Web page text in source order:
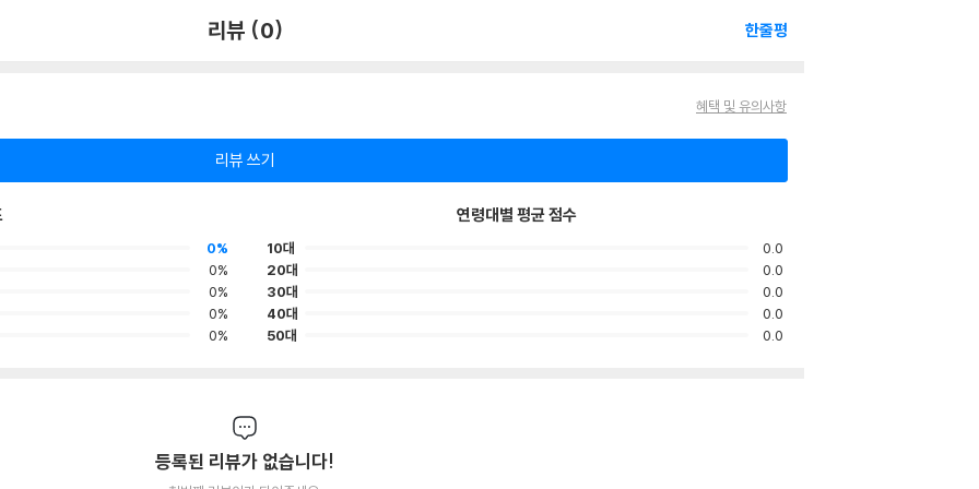
리뷰 (0) 한줄평
혜택 및 유의사항
리뷰 쓰기
0%
0%
0%
0%
0%
연령대별 평균 점수
10대
0.0
20대
0.0
30대
0.0
40대
0.0
50대
0.0
등록된 리뷰가 없습니다!